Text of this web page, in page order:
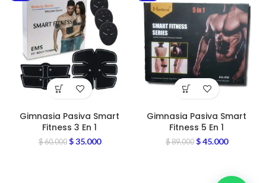
Gimnasia Pasiva Smart
Fitness 3 En 1
$60.000 $35.000
Gimnasia Pasiva Smart
Fitness 5 En 1
$89.000 $45.000